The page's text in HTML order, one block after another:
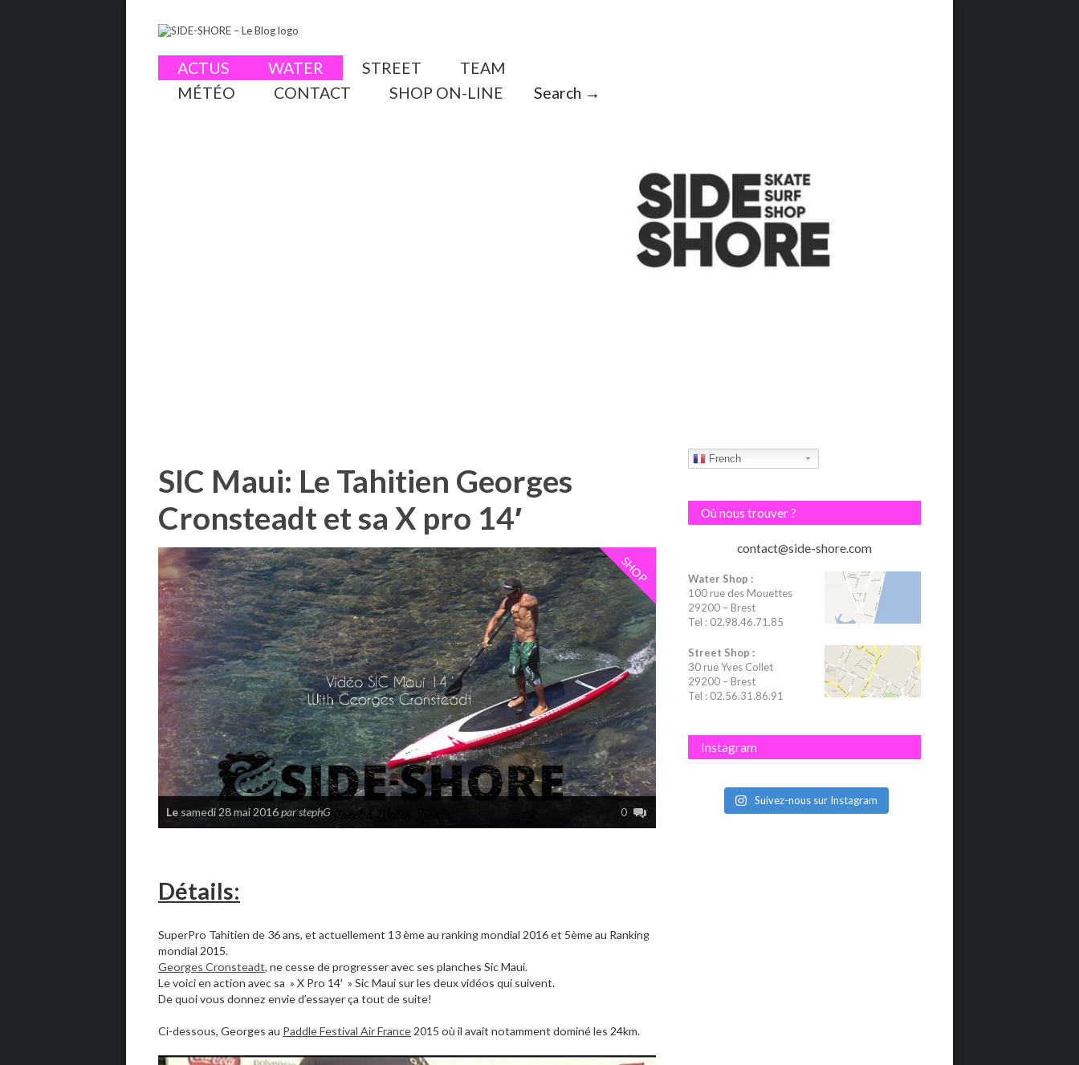
ACTUS WATER STREET
TEAM
MÉTÉO
CONTACT SHOP ON-LINE Search →
SIC Maui: Le Tahitien Georges
Cronsteadt et sa X pro 14′
SHOP
Le samedi 28 mai 2016par stephG 0
Détails:
SuperPro Tahitien de 36 ans, et actuellement 13 ème au ranking mondial 2016 et 5ème au Ranking
mondial 2015.
Georges Cronsteadt, ne cesse de progresser avec ses planches Sic Maui.
Le voici en action avec sa » X Pro 14′ » Sic Maui sur les deux vidéos qui suivent.
De quoi vous donnez envie d’essayer ça tout de suite!
Ci-dessous, Georges au Paddle Festival Air France2015 où il avait notamment dominé les 24km.
French
Où nous trouver ?
contact@side-shore.com
Water Shop :
100 rue des Mouettes
29200 – Brest
Tel : 02.98.46.71.85
Street Shop :
30 rue Yves Collet
29200 – Brest
Tel : 02.56.31.86.91
Instagram
Suivez-nous sur Instagram